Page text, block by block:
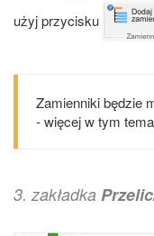
użyj przycisku
Zamienniki będzie
- więcej w tym
3. zakładka